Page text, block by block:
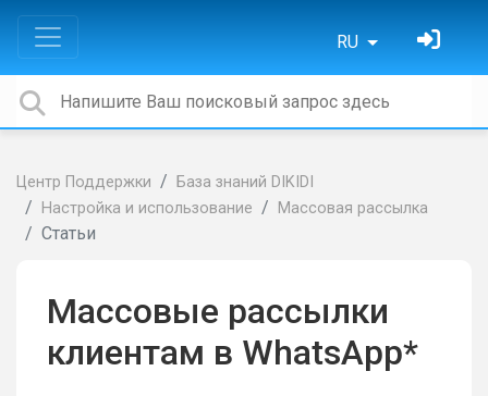
RU
Центр Поддержки
База знаний DIKIDI
Настройка и использование
Массовая рассылка
Статьи
Массовые рассылки
клиентам в WhatsApp*